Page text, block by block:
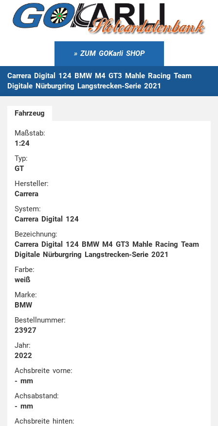
ZUM GOKarli SHOP
Carrera Digital 124 BMW M4 GT3 Mahle Racing Team
Digitale Nürburgring Langstrecken-Serie 2021
Fahrzeug
Maßstab:
1:24
Typ:
GT
Hersteller:
Carrera
System:
Carrera Digital 124
Bezeichnung:
Carrera Digital 124 BMW M4 GT3 Mahle Racing Team
Digitale Nürburgring Langstrecken-Serie 2021
Farbe:
weiß
Marke:
BMW
Bestellnummer:
23927
Jahr:
2022
Achsbreite vorne:
- mm
Achsabstand:
- mm
Achsbreite hinten: